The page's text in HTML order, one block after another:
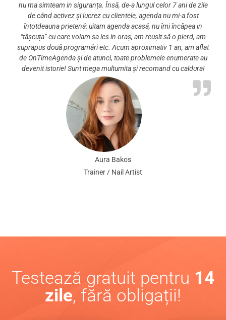
nu ma simteam in siguranța. Însă, de-a lungul celor 7 ani de zile
de când activez și lucrez cu clientele, agenda nu mi-a fost
întotdeauna prietenă: uitam agenda acasă, nu îmi încăpea in
“tășcuța” cu care voiam sa ies in oraș, am reușit să o pierd, am
suprapus două programări etc. Acum aproximativ 1 an, am aflat
de OnTimeAgenda și de atunci, toate problemele enumerate au
devenit istorie! Sunt mega multumita și recomand cu caldura!
Aura Bakos
Trainer / Nail Artist
Testează gratuit pentru 14
zile, fără obligații!